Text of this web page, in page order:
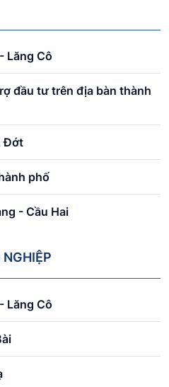
Lăng Cô
đầu tư trên địa bàn thành
Đớt
phố
- Cầu Hai
Lăng Cô